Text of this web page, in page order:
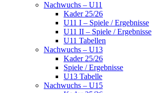
Nachwuchs – U11
Kader 25/26
U11 I – Spiele / Ergebnisse
U11 II – Spiele / Ergebnisse
U11 Tabellen
Nachwuchs – U13
Kader 25/26
Spiele / Ergebnisse
U13 Tabelle
Nachwuchs – U15